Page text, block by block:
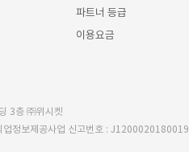
파트너 등급
이용요금
3층 ㈜위시켓
업정보제공사업 신고번호 : J1200020180019